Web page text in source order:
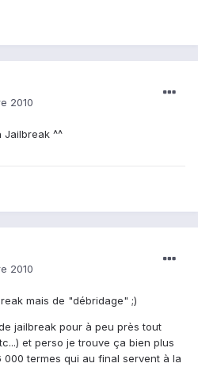
2010
Jailbreak ^^
2010
mais de "débridage" ;)
jailbreak pour à peu près tout
et perso je trouve ça bien plus
termes qui au final servent à la